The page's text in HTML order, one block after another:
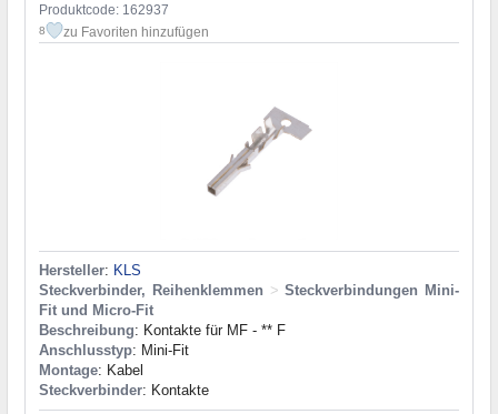
Produktcode: 162937
8 zu Favoriten hinzufügen
Hersteller: KLS
Steckverbinder, Reihenklemmen > Steckverbindungen Mini-
Fit und Micro-Fit
Beschreibung: Kontakte für MF - ** F
Anschlusstyp: Mini-Fit
Montage: Kabel
Steckverbinder: Kontakte